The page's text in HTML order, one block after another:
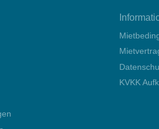
KVKK